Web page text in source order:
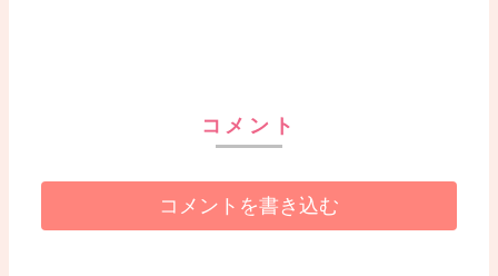
コメント
コメントを書き込む